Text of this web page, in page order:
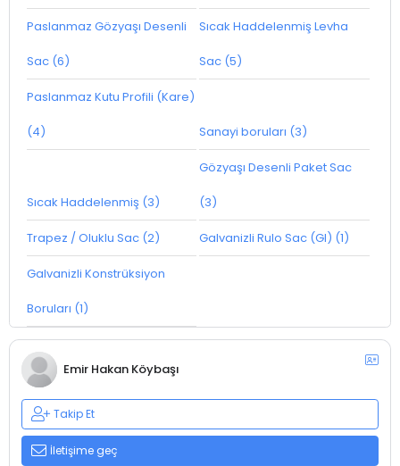
Paslanmaz Gözyaşı Desenli
Sac (6)
Sıcak Haddelenmiş Levha
Sac (5)
Paslanmaz Kutu Profili (Kare)
(4) Sanayi boruları (3)
Sıcak Haddelenmiş (3)
Gözyaşı Desenli Paket Sac
(3)
Trapez / Oluklu Sac (2) Galvanizli Rulo Sac (GI) (1)
Galvanizli Konstrüksiyon
Boruları (1)
Emir Hakan Köybaşı
Takip Et
İletişime geç